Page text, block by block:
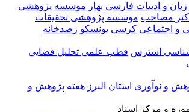
و ادبیات فارسی بهار موسسه پژوهشی
مصاحب موسسه پژوهشی تحقیقات
و اجتماعی کرسی یونسکو رصدخانه
استرس قطب علمی تحلیل فضایی
و نوآوری استان البرز هفته پژوهش و
و مرکز اسناد